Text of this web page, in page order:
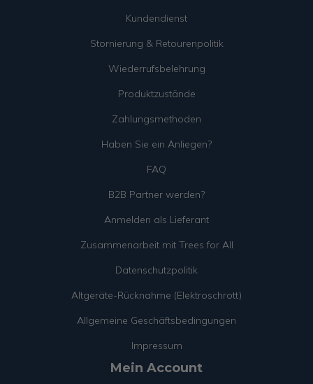
Kundendienst
Stornierung & Retourenpolitik
Wiederrufsbelehrung
Produktzustände
Zahlungsmethoden
Haben Sie ein Anliegen?
FAQ
B2B Partner werden?
Anmelden als Lieferant
Zusammenarbeit mit Trees for All
Datenschutzpolitik
Altgeräte-Rücknahme (Elektroschrott)
Allgemeine Geschäftsbedingungen
Impressum
Mein Account